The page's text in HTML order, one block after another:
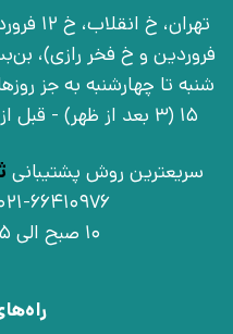
15 (3 بعد از ظهر) - قبل از تشریف آوردن تماس بگیرید
سریعترین روش پشتیبانی
021-66410976 | 09030925756
10 صبح الی 15 (3 بعد از ظهر)